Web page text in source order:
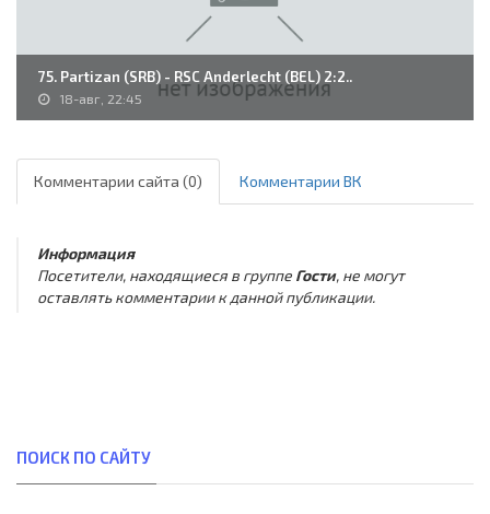
75. Partizan (SRB) - RSC Anderlecht (BEL) 2:2..
18-авг, 22:45
Комментарии сайта (0) Комментарии ВК
Информация
Посетители, находящиеся в группе Гости, не могут
оставлять комментарии к данной публикации.
ПОИСК ПО САЙТУ